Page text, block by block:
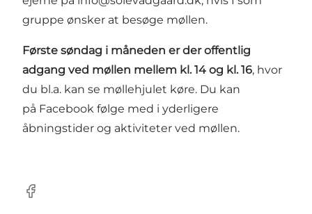
gruppe ønsker at besøge møllen.
Første søndag i måneden er der offentlig
adgang ved møllen mellem kl. 14 og kl. 16, hvor
du bl.a. kan se møllehjulet køre. Du kan
på Facebook følge med i yderligere
åbningstider og aktiviteter ved møllen.
Facebook